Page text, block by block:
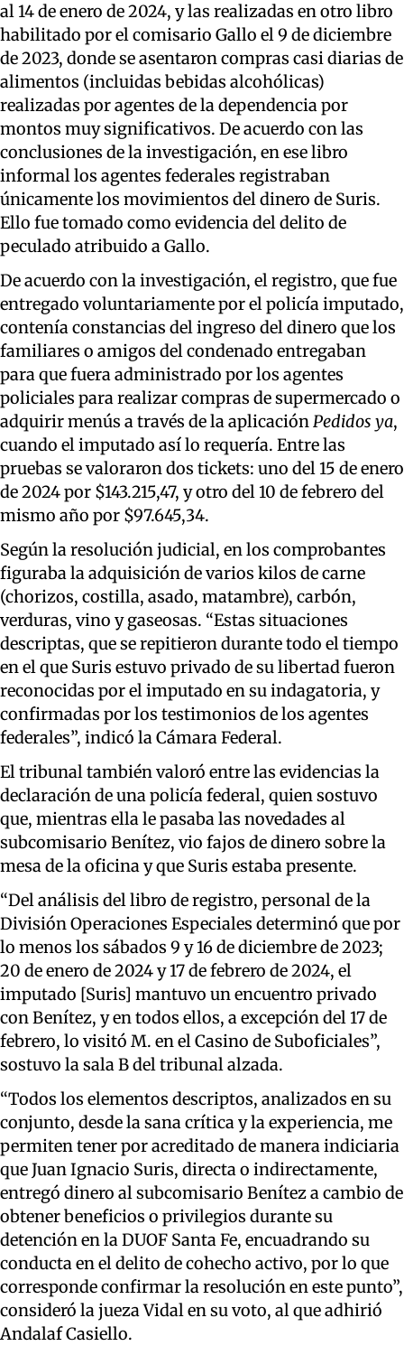
al 14 de enero de 2024, y las realizadas en otro libro
habilitado por el comisario Gallo el 9 de diciembre
de 2023, donde se asentaron compras casi diarias de
alimentos (incluidas bebidas alcohólicas)
realizadas por agentes de la dependencia por
montos muy significativos. De acuerdo con las
conclusiones de la investigación, en ese libro
informal los agentes federales registraban
únicamente los movimientos del dinero de Suris.
Ello fue tomado como evidencia del delito de
peculado atribuido a Gallo.
De acuerdo con la investigación, el registro, que fue
entregado voluntariamente por el policía imputado,
contenía constancias del ingreso del dinero que los
familiares o amigos del condenado entregaban
para que fuera administrado por los agentes
policiales para realizar compras de supermercado o
adquirir menús a través de la aplicaciónPedidos ya,
cuando el imputado así lo requería. Entre las
pruebas se valoraron dos tickets: uno del 15 de enero
de 2024 por $143.215,47, y otro del 10 de febrero del
mismo año por $97.645,34.
Según la resolución judicial, en los comprobantes
figuraba la adquisición de varios kilos de carne
(chorizos, costilla, asado, matambre), carbón,
verduras, vino y gaseosas. “Estas situaciones
descriptas, que se repitieron durante todo el tiempo
en el que Suris estuvo privado de su libertad fueron
reconocidas por el imputado en su indagatoria, y
confirmadas por los testimonios de los agentes
federales”, indicó la Cámara Federal.
El tribunal también valoró entre las evidencias la
declaración de una policía federal, quien sostuvo
que, mientras ella le pasaba las novedades al
subcomisario Benítez, vio fajos de dinero sobre la
mesa de la oficina y que Suris estaba presente.
“Del análisis del libro de registro, personal de la
División Operaciones Especiales determinó que por
lo menos los sábados 9 y 16 de diciembre de 2023;
20 de enero de 2024 y 17 de febrero de 2024, el
imputado [Suris] mantuvo un encuentro privado
con Benítez, y en todos ellos, a excepción del 17 de
febrero, lo visitó M. en el Casino de Suboficiales”,
sostuvo la sala B del tribunal alzada.
“Todos los elementos descriptos, analizados en su
conjunto, desde la sana crítica y la experiencia, me
permiten tener por acreditado de manera indiciaria
que Juan Ignacio Suris, directa o indirectamente,
entregó dinero al subcomisario Benítez a cambio de
obtener beneficios o privilegios durante su
detención en la DUOF Santa Fe, encuadrando su
conducta en el delito de cohecho activo, por lo que
corresponde confirmar la resolución en este punto”,
consideró la jueza Vidal en su voto, al que adhirió
Andalaf Casiello.